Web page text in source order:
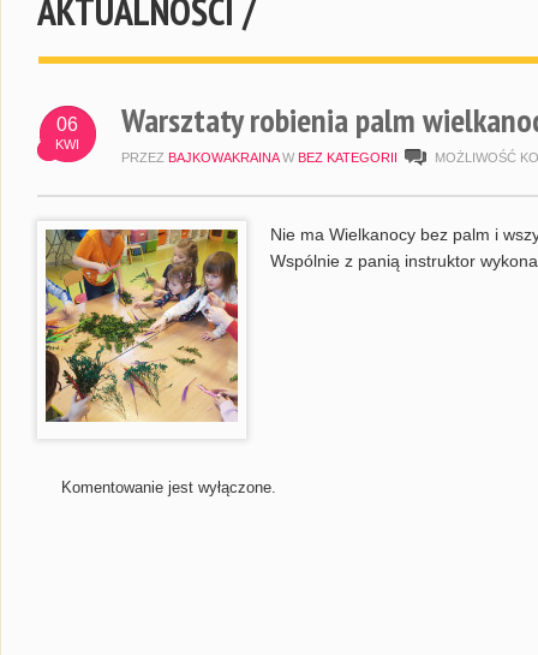
AKTUALNOŚCI /
06
KWI
Warsztaty robienia palm
PRZEZ BAJKOWAKRAINA W BEZ KATEGORII MOŻLIWOŚĆ
Nie ma Wielkanocy bez palm i
Wspólnie z panią instruktor
Komentowanie jest wyłączone.